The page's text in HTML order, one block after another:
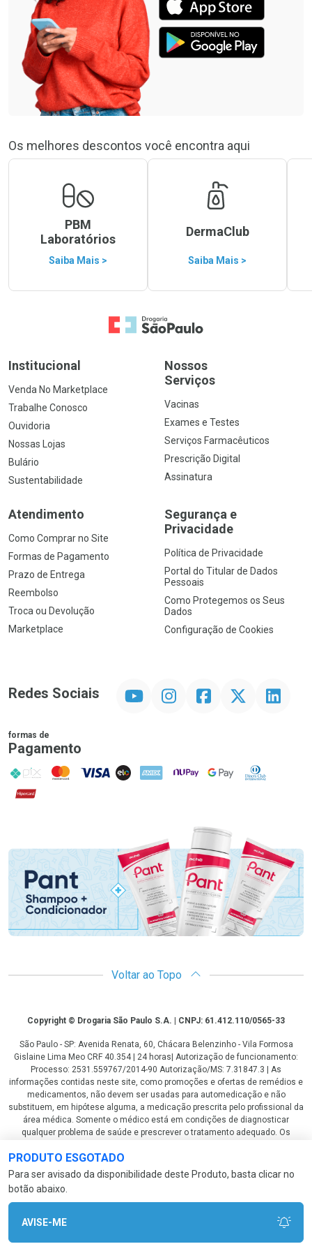
PRODUTO ESGOTADO
Para ser avisado da disponibilidade deste Produto, basta clicar no
botão abaixo.
AVISE-ME
Os melhores descontos você encontra aqui
PBM
Laboratórios
Saiba Mais >
DermaClub
Saiba Mais >
Ir para a Home
Institucional
Venda No Marketplace
Trabalhe Conosco
Ouvidoria
Nossas Lojas
Bulário
Sustentabilidade
Nossos
Serviços
Vacinas
Exames e Testes
Serviços Farmacêuticos
Prescrição Digital
Assinatura
Atendimento
Como Comprar no Site
Formas de Pagamento
Prazo de Entrega
Reembolso
Troca ou Devolução
Marketplace
Segurança e
Privacidade
Política de Privacidade
Portal do Titular de Dados
Pessoais
Como Protegemos os Seus
Dados
Configuração de Cookies
Redes Sociais InstagramFacebookTwitter Linkedin
formas de
Pagamento
PIX MasterCard
VISA ELO AMEX NuPay Google PayDiners Club
Hipercard
Promoção em Destaque
Voltar ao Topo
CopyrightCopyright © Drogaria São Paulo S.A. | CNPJ: 61.412.110/0565-33
São Paulo - SP: Avenida Renata, 60, Chácara Belenzinho - Vila Formosa
Gislaine Lima Meo CRF 40.354 | 24 horas| Autorização de funcionamento:
Processo: 2531.559767/2014-90 Autorização/MS: 7.31847.3 | As
informações contidas neste site, como promoções e ofertas de remédios e
medicamentos, não devem ser usadas para automedicação e não
substituem, em hipótese alguma, a medicação prescrita pelo profissional da
área médica. Somente o médico está em condições de diagnosticar
qualquer problema de saúde e prescrever o tratamento adequado. Os
fotos contidas em nosso site são meramente ilustrativas. *Preços e
disponibilidade sujeitos a alterações no decorrer do dia. Antibióticos e
antimicrobianos vendas apenas em lojas físicas ou televendas. Portaria nº
344 - 01/02/1999 - Ministério da Saúde. Horário de funcionamento Central